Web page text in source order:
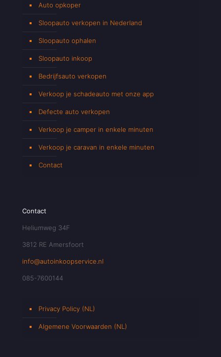
Auto opkoper
Sloopauto verkopen in Nederland
Sloopauto ophalen
Sloopauto inkoop
Bedrijfsauto verkopen
Verkoop je schadeauto met onze app
Defecte auto verkopen
Verkoop je camper in enkele minuten
Verkoop je caravan in enkele minuten
Contact
Contact
Heliumweg 34F
3812 RE Amersfoort
info@autoinkoopservice.nl
085-7600144
Privacy Policy (NL)
Algemene Voorwaarden (NL)